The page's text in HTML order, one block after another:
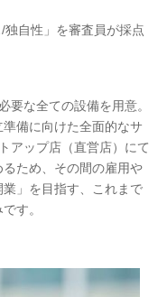
自性」を審査員が採点
要な全ての設備を用意。
備に向けた全面的なサ
アップ店（直営店）にて
ため、その間の雇用や
」を目指す、これまで
す。